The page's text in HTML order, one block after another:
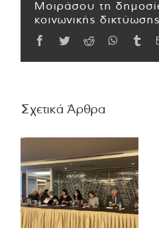
Μοιράσου τη
κοινωνικής
Facebook
TwitterReddit
Σχετικά Άρθρα